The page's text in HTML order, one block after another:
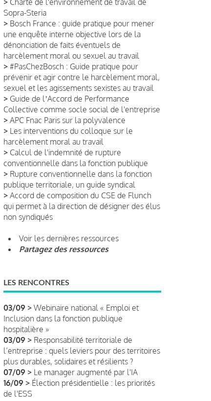
Sopra-Steria
> Bosch France : guide pratique pour mener
une enquête interne objective lors de la
dénonciation de faits éventuels de
harcèlement moral ou sexuel au travail
> #PasChezBosch : Guide pratique pour
prévenir et agir contre le harcèlement moral,
sexuel et les agissements sexistes au travail
> Guide de lʼAccord de Performance
Collective comme socle social de l'entreprise
> APC Fnac Paris sur la polyvalence
> Les interventions du colloque sur le
harcèlement moral au travail
> Calcul de l'indemnité de rupture
conventionnelle dans la fonction publique
> Rupture conventionnelle dans la fonction
publique territoriale, un guide syndical
> Accord de composition du CSE de Flunch
qui permet à la direction de désigner des élus
non syndiqués
Voir les dernières ressources
Partagez des ressources
LES RENCONTRES
03/09 > Webinaire national « Emploi et
Inclusion dans la fonction publique
hospitalière »
03/09 > Responsabilité territoriale de
l’entreprise : quels leviers pour des territoires
plus durables, solidaires et résilients ?
07/09 > Le manager augmenté par l'IA
16/09 > Élection présidentielle : les priorités
de l'ESS